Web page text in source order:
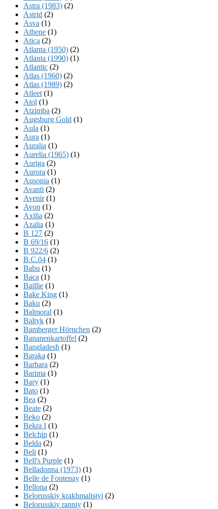
Astra (1983) (2)
Astrid (2)
Asva (1)
Athene (1)
Atica (2)
Atlanta (1950) (2)
Atlanta (1990) (1)
Atlantic (2)
Atlas (1960) (2)
Atlas (1989) (2)
Atleet (1)
Atol (1)
Atzimba (2)
Augsburg Gold (1)
Aula (1)
Aura (1)
Auralia (1)
Aurelia (1965) (1)
Auriga (2)
Aurora (1)
Ausonia (1)
Avanti (2)
Avenir(1)
Avon (1)
Axilia (2)
Azalia (1)
B 127 (2)
B 69/16 (1)
B 922/6 (2)
B.C.04 (1)
Babu (1)
Baca (1)
Baillie (1)
Bake King (1)
Baku (2)
Balmoral (1)
Baltyk (1)
Bamberger Hörnchen (2)
Bananenkartoffel (2)
Bangladesh (1)
Baraka (1)
Barbara (2)
Barima (1)
Bary (1)
Bato (1)
Bea (2)
Beate (2)
Beko (2)
Bekra I (1)
Belchip (1)
Belda (2)
Beli (1)
Bell's Purple (1)
Belladonna (1973) (1)
Belle de Fontenay (1)
Bellona (2)
Belorusskiy krakhmalistyi (2)
Belorusskiy ranniy (1)